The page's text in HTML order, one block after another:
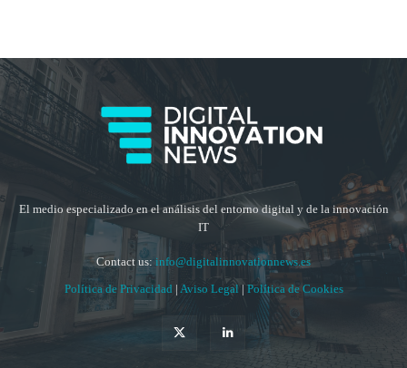
El medio especializado en el análisis del entorno digital y de la innovación
IT
Contact us: info@digitalinnovationnews.es
Política de Privacidad | Aviso Legal | Política de Cookies